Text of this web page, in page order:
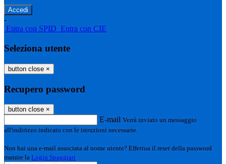
-
Entra con SPID Entra con CIE
Seleziona utente
button close ×
Recupero password
button close ×
E-mail Verrà inviato un messaggio
all'indirizzo indicato con le istruzioni necessarie.
Non hai una e-mail associata al nome utente? Effettua il reset della password
tramite la Login Spaggiari